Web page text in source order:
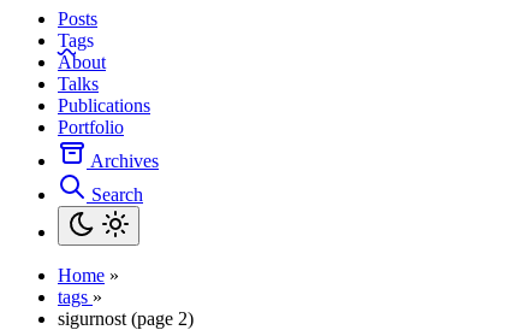
Posts
Tags
About
Talks
Publications
Portfolio
Archives
Search
Home »
tags »
sigurnost (page 2)